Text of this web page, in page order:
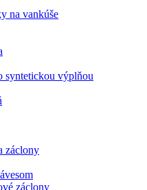
na vankúše
syntetickou výplňou
záclony
záclony